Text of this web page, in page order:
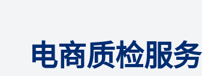
电商质检服务